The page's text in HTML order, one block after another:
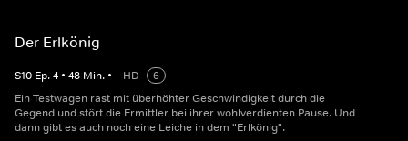
Der Erlkönig
S10 Ep.4 • 48 Min. • HD
6
Ein Testwagen rast mit überhöhter Geschwindigkeit durch die
Gegend und stört die Ermittler bei ihrer wohlverdienten Pause. Und
dann gibt es auch noch eine Leiche in dem "Erlkönig".